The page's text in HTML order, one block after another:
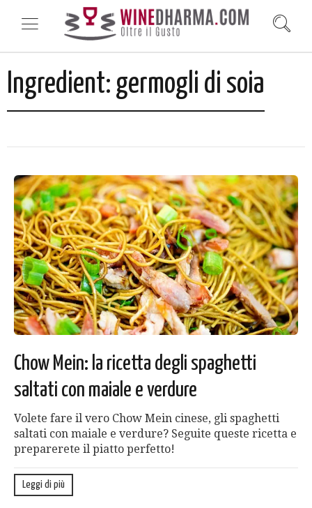
Ingredient: germogli di soia
Chow Mein: la ricetta degli spaghetti
saltati con maiale e verdure
Volete fare il vero Chow Mein cinese, gli spaghetti
saltati con maiale e verdure? Seguite queste ricetta e
preparerete il piatto perfetto!
Leggi di più